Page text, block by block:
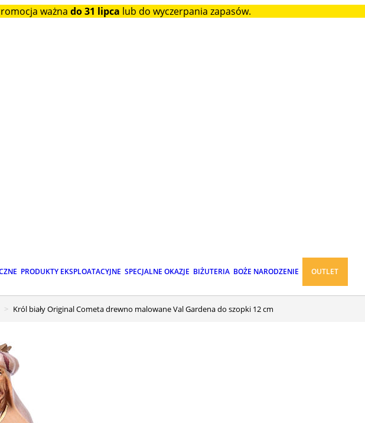
ważna do 31 lipca lub do wyczerpania zapasów.
PRODUKTY EKSPLOATACYJNE SPECJALNE OKAZJE BIŻUTERIA BOŻE NARODZENIE OUTLET
Król biały Original Cometa drewno malowane Val Gardena do szopki 12 cm